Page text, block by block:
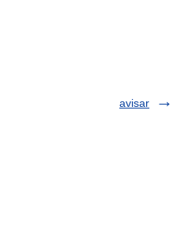
avisar